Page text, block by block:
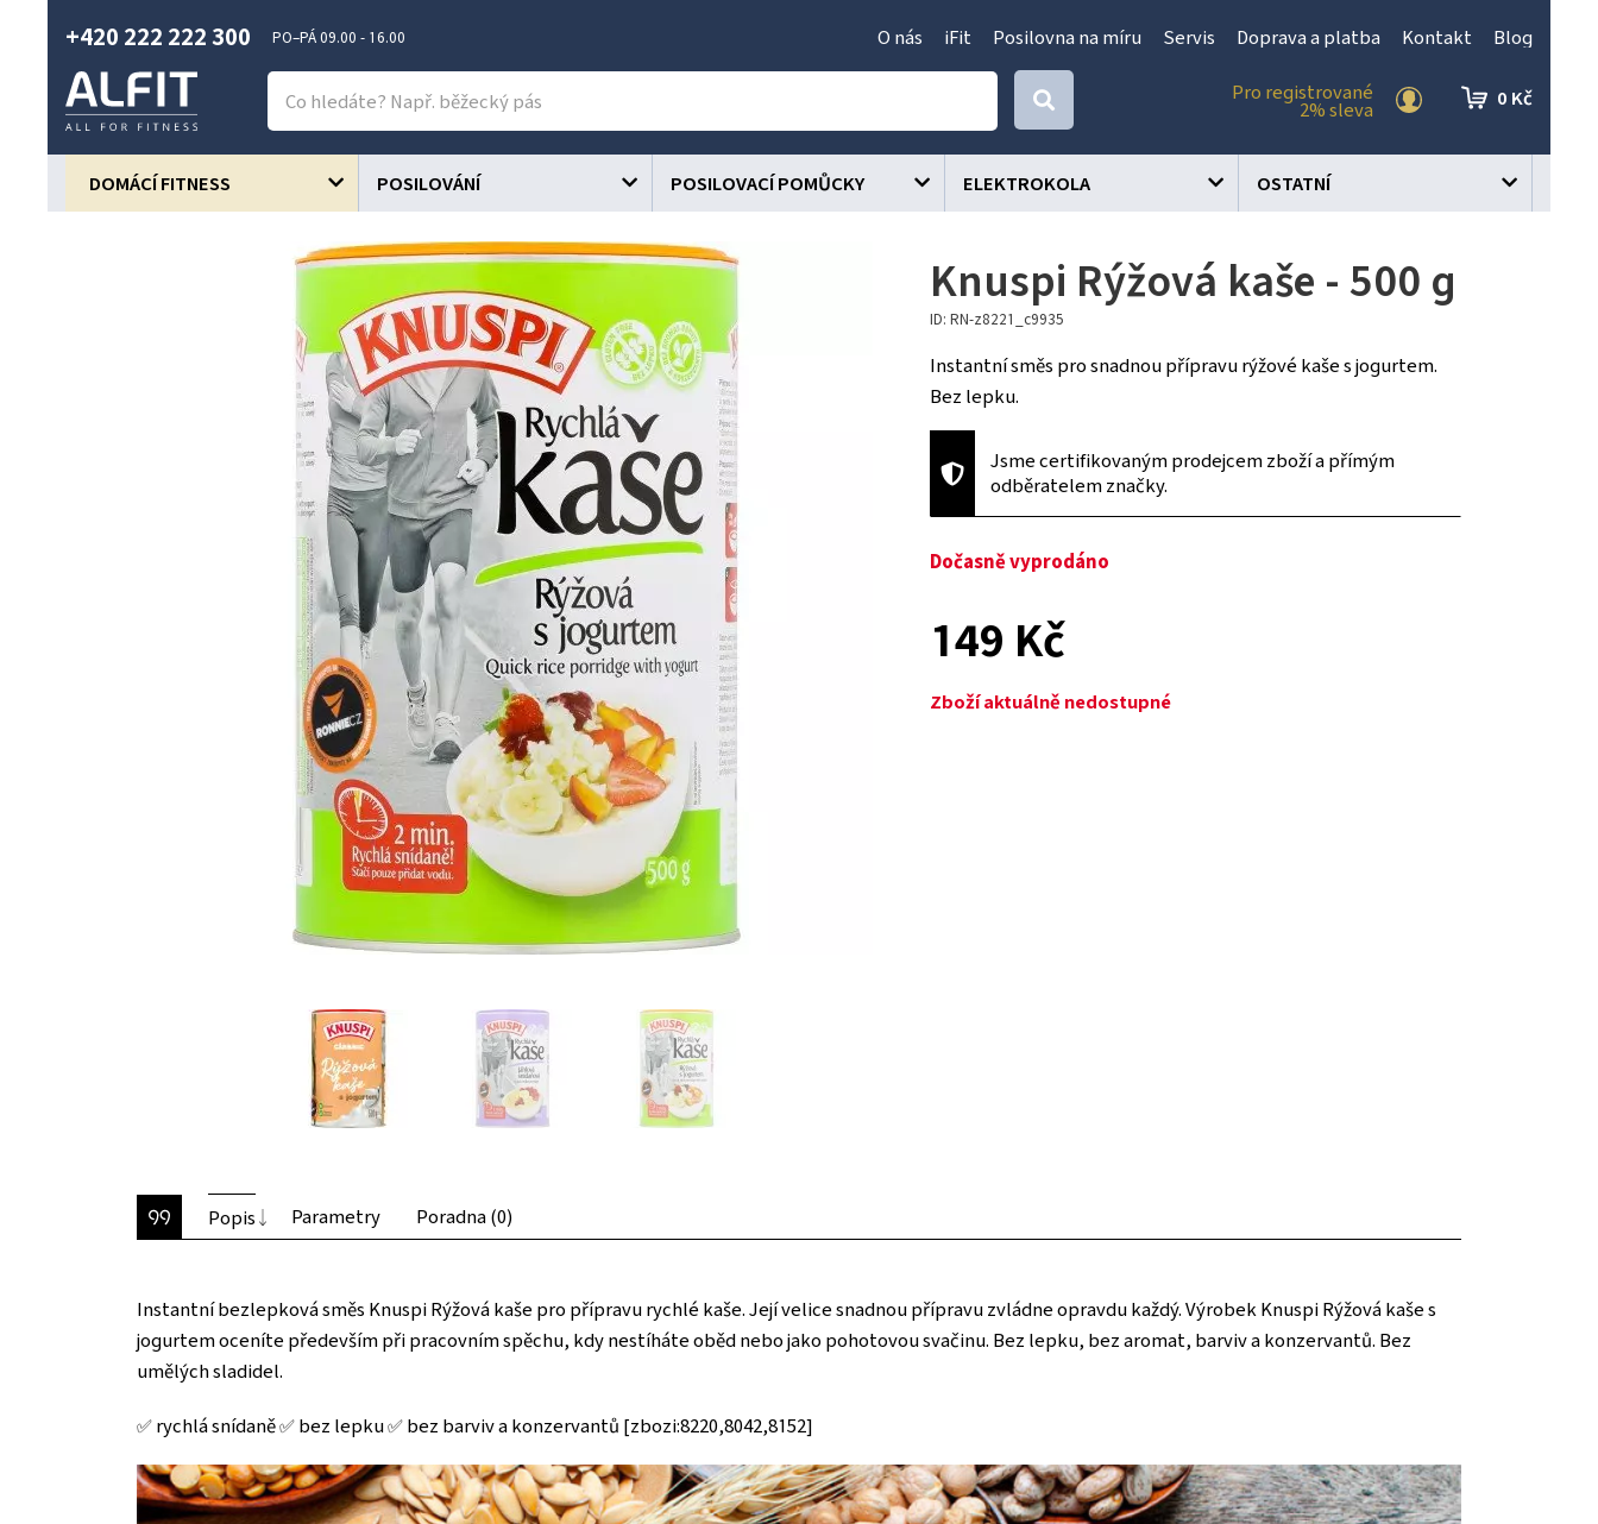
+420 222 222 300 PO–PÁ 09.00 - 16.00 O nás iFit Posilovna na míru Servis Doprava a platba Kontakt Blog
Pro registrované
2% sleva
0 Kč
DOMÁCÍ FITNESS POSILOVÁNÍ POSILOVACÍ POMŮCKY ELEKTROKOLA OSTATNÍ
Knuspi Rýžová kaše - 500 g
ID: RN-z8221_c9935
Instantní směs pro snadnou přípravu rýžové kaše s jogurtem.
Bez lepku.
Jsme certifikovaným prodejcem zboží a přímým
odběratelem značky.
Dočasně vyprodáno
149 Kč
Zboží aktuálně nedostupné
Popis Parametry Poradna (0)
Instantní bezlepková směs Knuspi Rýžová kaše pro přípravu rychlé kaše. Její velice snadnou přípravu zvládne opravdu každý. Výrobek Knuspi Rýžová kaše s
jogurtem oceníte především při pracovním spěchu, kdy nestíháte oběd nebo jako pohotovou svačinu. Bez lepku, bez aromat, barviv a konzervantů. Bez
umělých sladidel.
✅ rychlá snídaně ✅ bez lepku ✅ bez barviv a konzervantů [zbozi:8220,8042,8152]